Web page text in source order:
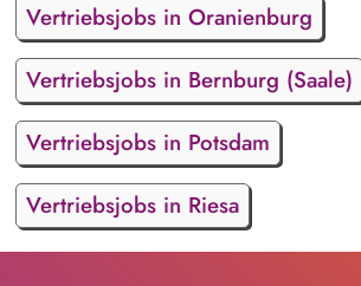
Vertriebsjobs in Oranienburg
Vertriebsjobs in Bernburg (Saale)
Vertriebsjobs in Potsdam
Vertriebsjobs in Riesa